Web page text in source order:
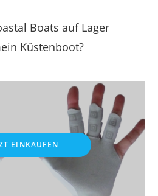
Boats auf Lager
Küstenboot?
EINKAUFEN